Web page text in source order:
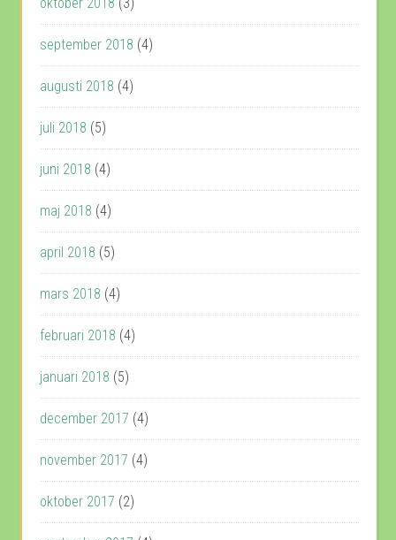
september 2018 (4)
augusti 2018 (4)
juli 2018 (5)
juni 2018 (4)
maj 2018 (4)
april 2018 (5)
mars 2018 (4)
februari 2018 (4)
januari 2018 (5)
december 2017 (4)
november 2017 (4)
oktober 2017 (2)